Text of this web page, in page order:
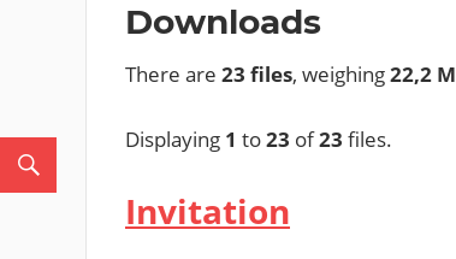
Downloads
There are 23 files, weighing22,2
Displaying 1 to23 of23 files.
Invitation